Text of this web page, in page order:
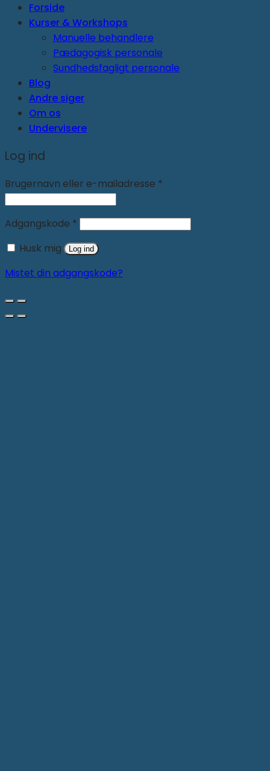
Forside
Kurser & Workshops
Manuelle behandlere
Pædagogisk personale
Sundhedsfagligt personale
Blog
Andre siger
Om os
Undervisere
Log ind
Brugernavn eller e-mailadresse *
Adgangskode *
Husk mig
Log ind
Mistet din adgangskode?